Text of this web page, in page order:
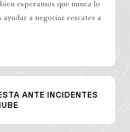
esperamos que nunca lo
ayudar a negociar rescates a
ANTE INCIDENTES